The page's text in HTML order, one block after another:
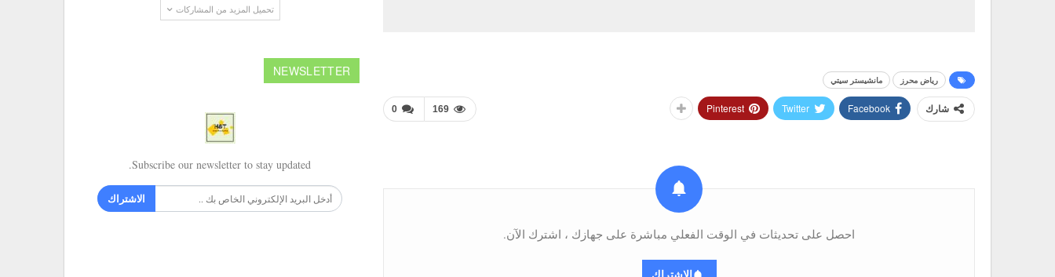
رياض محرز مانشيستر سيتي
0 169 شارك Facebook
Twitter
Pinterest
احصل على تحديثات في الوقت الفعلي مباشرة على جهازك ، اشترك الآن.
الاشتراك
تحميل المزيد من المشاركات
NEWSLETTER
Subscribe our newsletter to stay updated.
الاشتراك